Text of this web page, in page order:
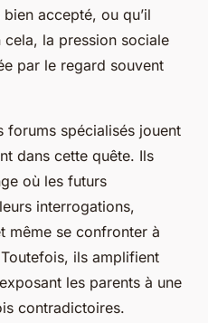
accepté, ou qu’il
cela, la pression sociale
par le regard souvent
forums spécialisés jouent
dans cette quête. Ils
où les futurs
interrogations,
même se confronter à
ils amplifient
les parents à une
contradictoires.